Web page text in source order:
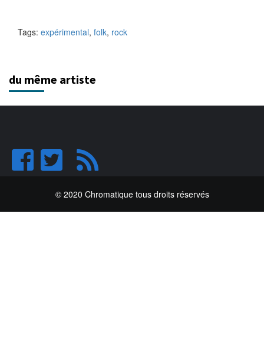
Tags: expérimental, folk, rock
du même artiste
© 2020 Chromatique tous droits réservés